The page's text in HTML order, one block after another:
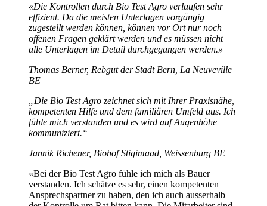
«Die Kontrollen durch Bio Test Agro verlaufen sehr
effizient. Da die meisten Unterlagen vorgängig
zugestellt werden können, können vor Ort nur noch
offenen Fragen geklärt werden und es müssen nicht
alle Unterlagen im Detail durchgegangen werden.»
Thomas Berner, Rebgut der Stadt Bern, La Neuveville
BE
„Die Bio Test Agro zeichnet sich mit Ihrer Praxisnähe,
kompetenten Hilfe und dem familiären Umfeld aus. Ich
fühle mich verstanden und es wird auf Augenhöhe
kommuniziert.“
Jannik Richener, Biohof Stigimaad, Weissenburg BE
«Bei der Bio Test Agro fühle ich mich als Bauer
verstanden. Ich schätze es sehr, einen kompetenten
Ansprechspartner zu haben, den ich auch ausserhalb